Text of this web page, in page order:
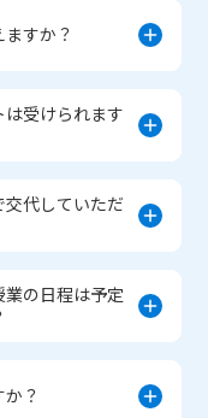
すか？
受けられます
代していただ
の日程は予定
？